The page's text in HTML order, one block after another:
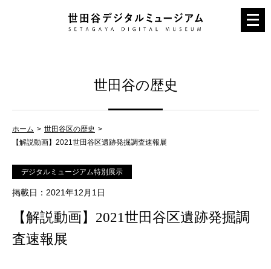
メ
ニ
世田谷の歴史
ホーム
世田谷区の歴史
【解説動画】2021世田谷区遺跡発掘調査速報展
デジタルミュージアム特別展示
掲載日 ：2021年12月1日
【解説動画】2021世田谷区遺跡発掘調
査速報展